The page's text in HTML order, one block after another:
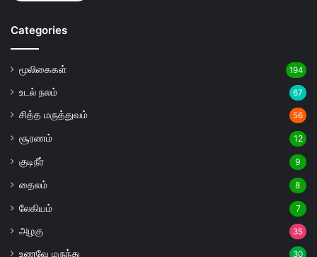
Categories
மூலிகைகள் 194
உடல் நலம் 67
சித்த மருத்துவம் 56
சூரணம் 12
குடிநீர் 9
தைலம் 8
லேகியம் 7
அழகு 35
உணவே மருந்து 30